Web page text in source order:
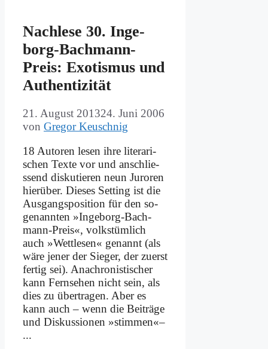
Nach­le­se 30. In­ge­
borg-Bach­mann-
Preis: Exo­tis­mus und
Au­then­ti­zi­tät
21. August 201324. Juni 2006
von Gregor Keuschnig
18 Au­toren le­sen ih­re li­te­ra­ri­
schen Tex­te vor und an­schlie­
ssend dis­ku­tie­ren neun Ju­ro­ren
hier­über. Die­ses Set­ting ist die
Aus­gangs­po­si­ti­on für den so­
ge­nann­ten »In­­­ge­­borg-Bach­­
mann-Preis«, volks­tüm­lich
auch »Wett­le­sen« ge­nannt (als
wä­re je­ner der Sie­ger, der zu­erst
fer­tig sei). Ana­chro­ni­sti­scher
kann Fern­se­hen nicht sein, als
dies zu über­tra­gen. Aber es
kann auch – wenn die Bei­trä­ge
und Dis­kus­sio­nen »stim­men«–
...